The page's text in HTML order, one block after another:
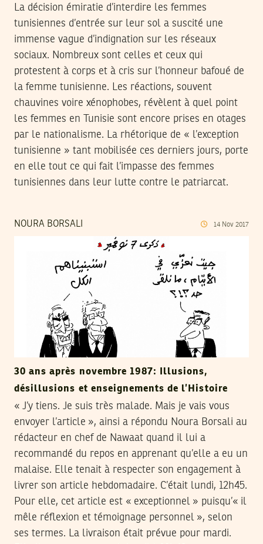
La décision émiratie d’interdire les femmes
tunisiennes d’entrée sur leur sol a suscité une
immense vague d’indignation sur les réseaux
sociaux. Nombreux sont celles et ceux qui
protestent à corps et à cris sur l’honneur bafoué de
la femme tunisienne. Les réactions, souvent
chauvines voire xénophobes, révèlent à quel point
les femmes en Tunisie sont encore prises en otages
par le nationalisme. La rhétorique de « l’exception
tunisienne » tant mobilisée ces derniers jours, porte
en elle tout ce qui fait l’impasse des femmes
tunisiennes dans leur lutte contre le patriarcat.
NOURA BORSALI 14 Nov 2017
30 ans après novembre 1987: Illusions,
désillusions et enseignements de l’Histoire
« J’y tiens. Je suis très malade. Mais je vais vous
envoyer l’article », ainsi a répondu Noura Borsali au
rédacteur en chef de Nawaat quand il lui a
recommandé du repos en apprenant qu’elle a eu un
malaise. Elle tenait à respecter son engagement à
livrer son article hebdomadaire. C’était lundi, 12h45.
Pour elle, cet article est « exceptionnel » puisqu’« il
mêle réflexion et témoignage personnel », selon
ses termes. La livraison était prévue pour mardi.